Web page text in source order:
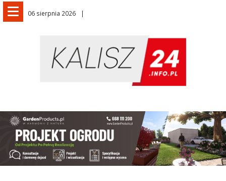
06 sierpnia 2026